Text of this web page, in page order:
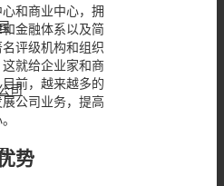
司
和商业中心，拥
金融体系以及简
评级机构和组织
就给企业家和商
前，越来越多的
公司业务，提高
势